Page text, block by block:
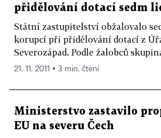
přidělování dotací sedm
Státní zastupitelství obžalovalo
korupcí při přidělování dotací z
Severozápad. Podle žalobců
21. 11. 2011 ▪ 3 min. čtení
Ministerstvo zastavilo
EU na severu Čech